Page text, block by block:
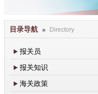
目录导航 Directory
报关员
报关知识
海关政策